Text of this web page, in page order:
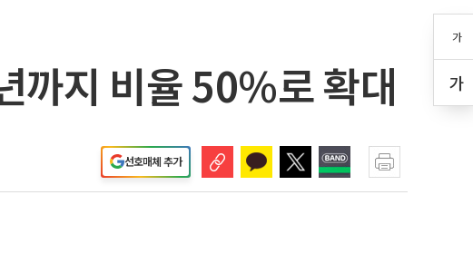
가
가
지 비율 50%로 확대
선호매체 추가